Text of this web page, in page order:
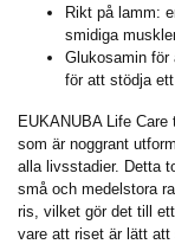
Rikt på lamm:
smidiga
Glukosamin för
för att stödja
EUKANUBA Life
som är noggrant
alla livsstadier. Detta
små och medelstora
ris, vilket gör det till
vare att riset är lätt att